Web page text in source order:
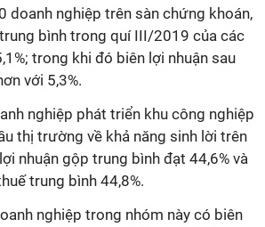
doanh nghiệp trên sàn chứng khoán,
bình trong quí III/2019 của các
trong khi đó biên lợi nhuận sau
với 5,3%.
nghiệp phát triển khu công nghiệp
thị trường về khả năng sinh lời trên
nhuận gộp trung bình đạt 44,6% và
trung bình 44,8%.
nghiệp trong nhóm này có biên